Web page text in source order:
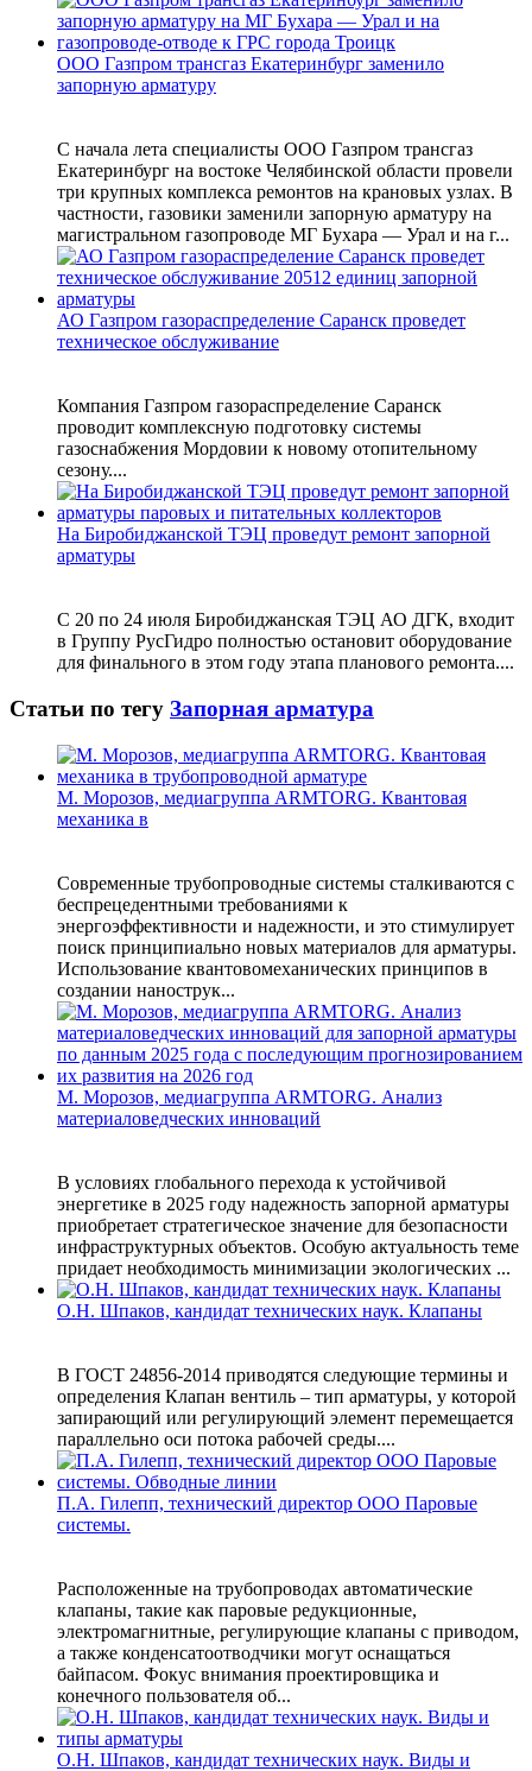
ООО Газпром трансгаз Екатеринбург заменило
запорную арматуру
С начала лета специалисты ООО Газпром трансгаз
Екатеринбург на востоке Челябинской области провели
три крупных комплекса ремонтов на крановых узлах. В
частности, газовики заменили запорную арматуру на
магистральном газопроводе МГ Бухара — Урал и на г...
АО Газпром газораспределение Саранск проведет
техническое обслуживание
Компания Газпром газораспределение Саранск
проводит комплексную подготовку системы
газоснабжения Мордовии к новому отопительному
сезону....
На Биробиджанской ТЭЦ проведут ремонт запорной
арматуры
С 20 по 24 июля Биробиджанская ТЭЦ АО ДГК, входит
в Группу РусГидро полностью остановит оборудование
для финального в этом году этапа планового ремонта....
Статьи по тегу Запорная арматура
М. Морозов, медиагруппа ARMTORG. Квантовая
механика в
Современные трубопроводные системы сталкиваются с
беспрецедентными требованиями к
энергоэффективности и надежности, и это стимулирует
поиск принципиально новых материалов для арматуры.
Использование квантовомеханических принципов в
создании нанострук...
М. Морозов, медиагруппа ARMTORG. Анализ
материаловедческих инноваций
В условиях глобального перехода к устойчивой
энергетике в 2025 году надежность запорной арматуры
приобретает стратегическое значение для безопасности
инфраструктурных объектов. Особую актуальность теме
придает необходимость минимизации экологических ...
О.Н. Шпаков, кандидат технических наук. Клапаны
В ГОСТ 24856-2014 приводятся следующие термины и
определения Клапан вентиль – тип арматуры, у которой
запирающий или регулирующий элемент перемещается
параллельно оси потока рабочей среды....
П.А. Гилепп, технический директор ООО Паровые
системы.
Расположенные на трубопроводах автоматические
клапаны, такие как паровые редукционные,
электромагнитные, регулирующие клапаны с приводом,
а также конденсатоотводчики могут оснащаться
байпасом. Фокус внимания проектировщика и
конечного пользователя об...
О.Н. Шпаков, кандидат технических наук. Виды и